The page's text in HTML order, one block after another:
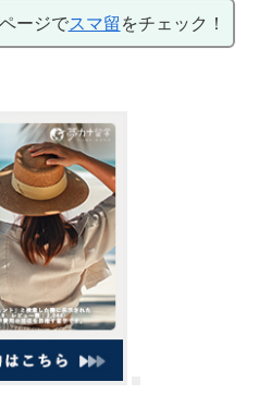
ージでスマ留をチェック！